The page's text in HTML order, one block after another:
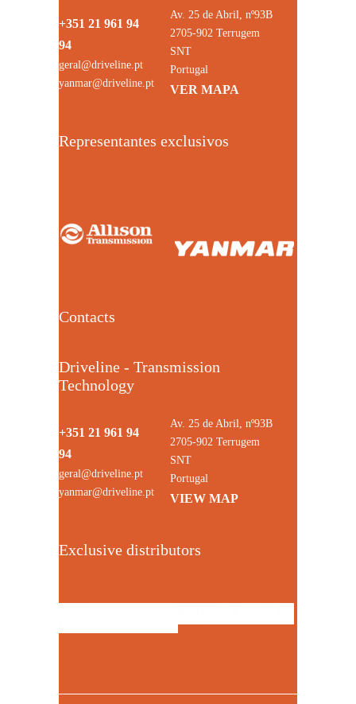
+351 21 961 94
94
geral@driveline.pt
yanmar@driveline.pt
Av. 25 de Abril, nº93B
2705-902 Terrugem
SNT
Portugal
VER MAPA
Representantes exclusivos
Contacts
Driveline - Transmission
Technology
+351 21 961 94
94
geral@driveline.pt
yanmar@driveline.pt
Av. 25 de Abril, nº93B
2705-902 Terrugem
SNT
Portugal
VIEW MAP
Exclusive distributors